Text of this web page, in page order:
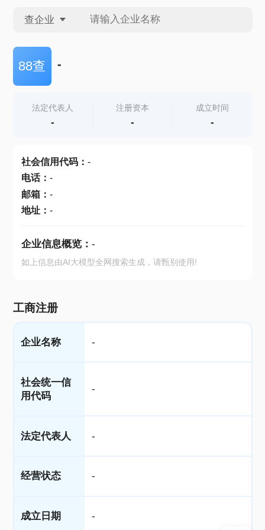
查企业
查企业
查产地
88查 -
法定代表人
-
注册资本
-
成立时间
-
社会信用代码： -
电话： -
邮箱： -
地址： -
企业信息概览： -
如上信息由AI大模型全网搜索生成，请甄别使用!
工商注册
企业名称 -
社会统一信
用代码
-
法定代表人 -
经营状态 -
成立日期 -